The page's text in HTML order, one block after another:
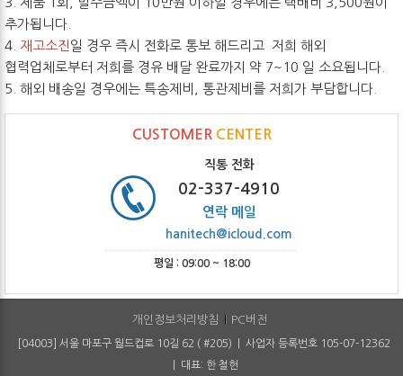
추가됩니다.
4. 재고소진 일 경우 즉시 전화로 통보 해드리고 저희 해외
협력업체로부터 저희를 경유 배달 완료까지 약 7~10 일 소요됩니다.
5. 해외 배송일 경우에는 특송제비, 통관제비를 저희가 부담합니다.
CUSTOMER CENTER
직통 전화
02-337-4910
연락 메일
hanitech@icloud.com
평일 : 09:00 ~ 18:00
개인정보처리방침 PC버전
[04003] 서울 마포구 월드컵로 10길 62 ( #205) | 사업자 등록번호 105-07-12362
| 대표: 한 철헌